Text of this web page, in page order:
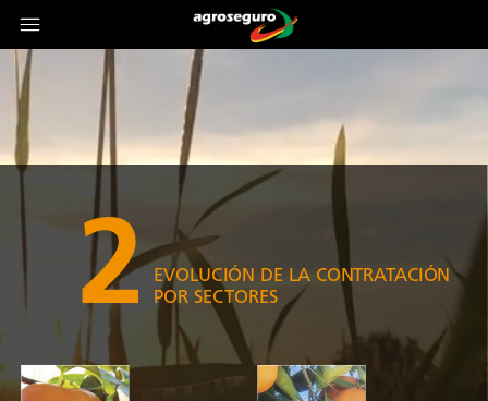
2 EVOLUCIÓN DE LA CONTRATACIÓN
POR SECTORES